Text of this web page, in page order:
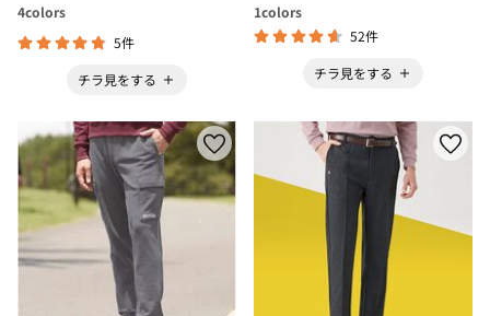
4colors
5件
チラ見をする
1colors
52件
チラ見をする